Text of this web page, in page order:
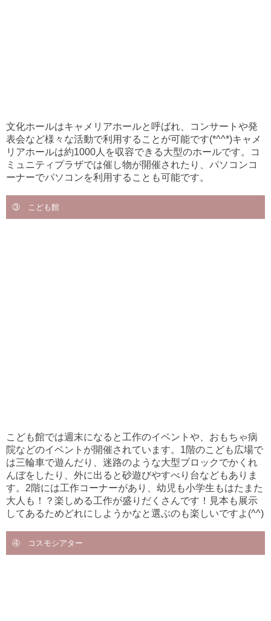
文化ホールはキャメリアホールと呼ばれ、コンサートや発
表会など様々な活動で利用することが可能です(*^^*)キャメ
リアホールは約1000人を収容できる大型のホールです。コ
ミュニティプラザでは催し物が開催されたり、パソコンコ
ーナーでパソコンを利用することも可能です。
③ こども館
こども館では週末になると工作のイベントや、おもちゃ病
院などのイベントが開催されています。1階のこども広場で
は三輪車で遊んだり、迷路のような大型ブロックでかくれ
んぼをしたり、外に出ると砂遊びやすべり台などもありま
す。2階には工作コーナーがあり、幼児も小学生もはたまた
大人も！？楽しめる工作が盛りだくさんです！見本も展示
してあるためどれにしようかなと選ぶのも楽しいですよ(^^)
④ コスモシアター